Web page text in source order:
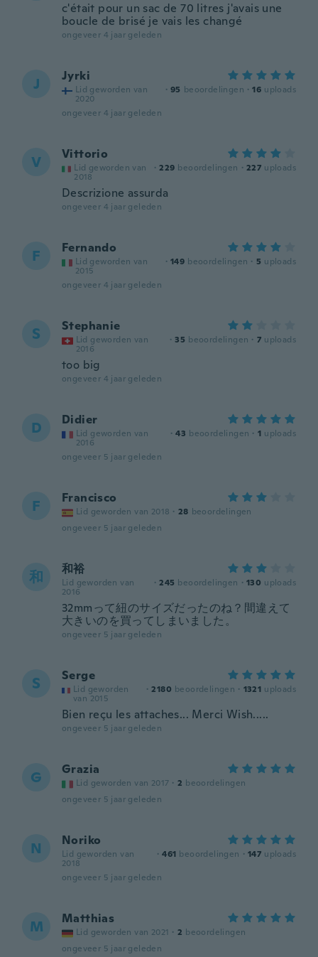
c'était pour un sac de 70 litres j'avais une
boucle de brisé je vais les changé
ongeveer 4 jaar geleden
J Jyrki
Lid geworden van
2020
· 95 beoordelingen · 16 uploads
ongeveer 4 jaar geleden
V Vittorio
Lid geworden van
2018
· 229 beoordelingen · 227 uploads
Descrizione assurda
ongeveer 4 jaar geleden
F Fernando
Lid geworden van
2015
· 149 beoordelingen · 5 uploads
ongeveer 4 jaar geleden
S Stephanie
Lid geworden van
2016
· 35 beoordelingen · 7 uploads
too big
ongeveer 4 jaar geleden
D Didier
Lid geworden van
2016
· 43 beoordelingen · 1 uploads
ongeveer 5 jaar geleden
F Francisco
Lid geworden van 2018 · 28 beoordelingen
ongeveer 5 jaar geleden
和 和裕
Lid geworden van
2016
· 245 beoordelingen · 130 uploads
32mmって紐のサイズだったのね？間違えて
大きいのを買ってしまいました。
ongeveer 5 jaar geleden
S Serge
Lid geworden
van 2015
· 2180 beoordelingen · 1321 uploads
Bien reçu les attaches... Merci Wish.....
ongeveer 5 jaar geleden
G Grazia
Lid geworden van 2017 · 2 beoordelingen
ongeveer 5 jaar geleden
N Noriko
Lid geworden van
2018
· 461 beoordelingen · 147 uploads
ongeveer 5 jaar geleden
M Matthias
Lid geworden van 2021 · 2 beoordelingen
ongeveer 5 jaar geleden